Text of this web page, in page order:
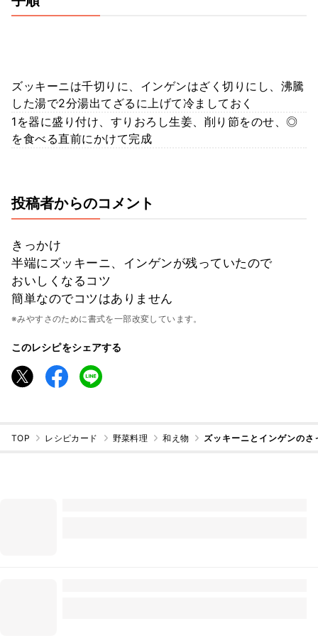
ズッキーニは千切りに、インゲンはざく切りにし、沸騰
した湯で2分湯出てざるに上げて冷ましておく
1を器に盛り付け、すりおろし生姜、削り節をのせ、◎
を食べる直前にかけて完成
投稿者からのコメント
きっかけ
半端にズッキーニ、インゲンが残っていたので
おいしくなるコツ
簡単なのでコツはありません
※みやすさのために書式を一部改変しています。
このレシピをシェアする
TOP レシピカード 野菜料理 和え物 ズッキーニとインゲンの